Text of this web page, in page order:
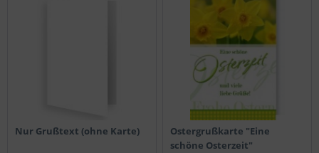
Nur Grußtext (ohne Karte)
Ostergrußkarte "Eine
schöne Osterzeit"